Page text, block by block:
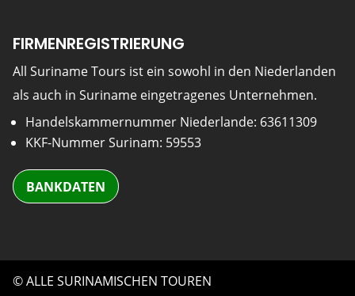
FIRMENREGISTRIERUNG
All Suriname Tours ist ein sowohl in den Niederlanden
als auch in Suriname eingetragenes Unternehmen.
Handelskammernummer Niederlande: 63611309
KKF-Nummer Surinam: 59553
BANKDATEN
© ALLE SURINAMISCHEN TOUREN